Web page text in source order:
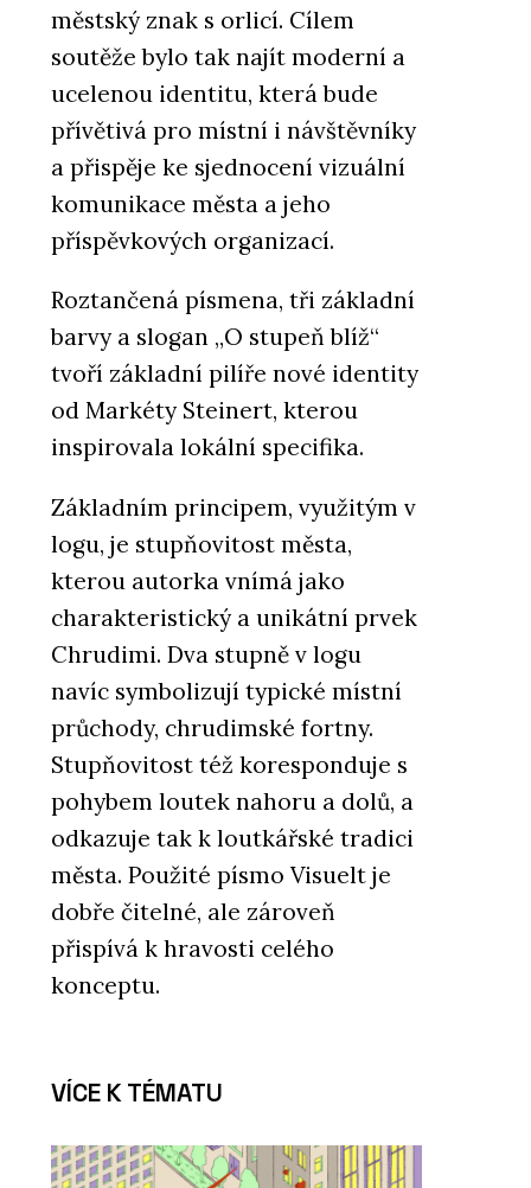
městský znak s orlicí. Cílem
soutěže bylo tak najít moderní a
ucelenou identitu, která bude
přívětivá pro místní i návštěvníky
a přispěje ke sjednocení vizuální
komunikace města a jeho
příspěvkových organizací.
Roztančená písmena, tři základní
barvy a slogan „O stupeň blíž“
tvoří základní pilíře nové identity
od Markéty Steinert, kterou
inspirovala lokální specifika.
Základním principem, využitým v
logu, je stupňovitost města,
kterou autorka vnímá jako
charakteristický a unikátní prvek
Chrudimi. Dva stupně v logu
navíc symbolizují typické místní
průchody, chrudimské fortny.
Stupňovitost též koresponduje s
pohybem loutek nahoru a dolů, a
odkazuje tak k loutkářské tradici
města. Použité písmo Visuelt je
dobře čitelné, ale zároveň
přispívá k hravosti celého
konceptu.
VÍCE K TÉMATU